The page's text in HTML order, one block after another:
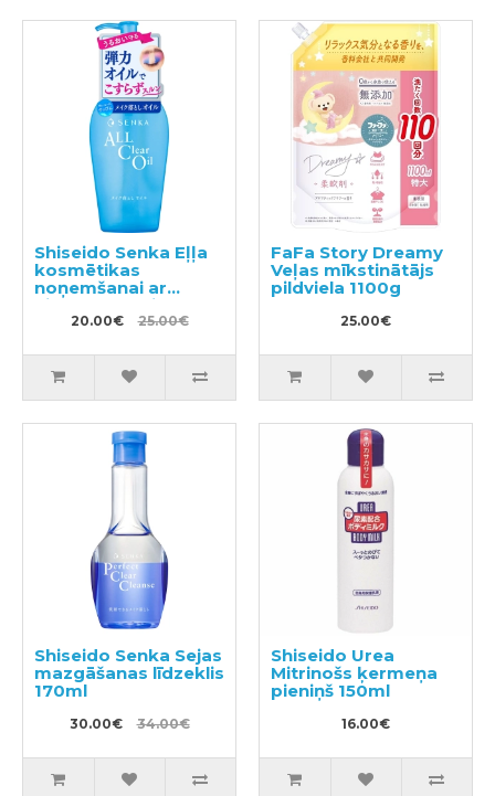
Shiseido Senka Eļļa
kosmētikas
noņemšanai ar
hialuronskābi 230ml
20.00€ 25.00€
FaFa Story Dreamy
Veļas mīkstinātājs
pildviela 1100g
25.00€
Shiseido Senka Sejas
mazgāšanas līdzeklis
170ml
30.00€ 34.00€
Shiseido Urea
Mitrinošs ķermeņa
pieniņš 150ml
16.00€